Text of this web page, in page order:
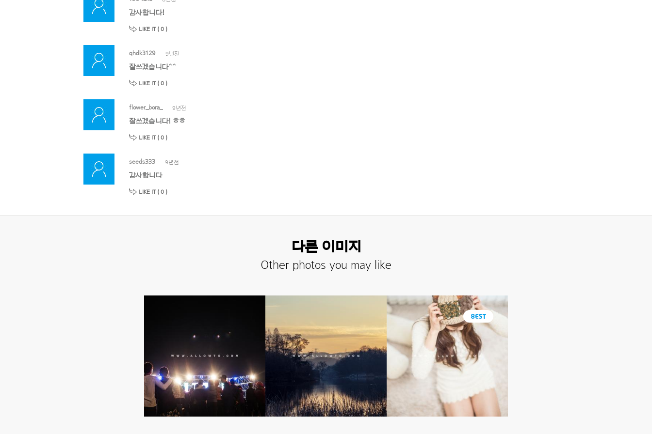
감사합니다!
LIKE IT ( 0 )
qhdk3129 9년전
잘쓰겠습니다^^
LIKE IT ( 0 )
flower_bora_ 9년전
잘쓰겠습니다! ㅎㅎ
LIKE IT ( 0 )
seeds333 9년전
감사합니다
LIKE IT ( 0 )
다른 이미지
Other photos you may like